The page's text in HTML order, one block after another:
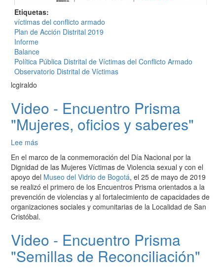
Etiquetas
víctimas del conflicto armado
Plan de Acción Distrital 2019
Informe
Balance
Política Pública Distrital de Víctimas del Conflicto Armado
Observatorio Distrital de Víctimas
lcgiraldo
Video - Encuentro Prisma
"Mujeres, oficios y saberes"
Lee más
-
Encuentro
Prisma
"Mujeres,
oficios
y
saberes"
En el marco de la conmemoración del Día Nacional por la
Dignidad de las Mujeres Víctimas de Violencia sexual y con el
apoyo del Museo del Vidrio de Bogotá, el 25 de mayo de 2019
se realizó el primero de los Encuentros Prisma orientados a la
prevención de violencias y al fortalecimiento de capacidades de
organizaciones sociales y comunitarias de la Localidad de San
Cristóbal.
Video - Encuentro Prisma
"Semillas de Reconciliación"